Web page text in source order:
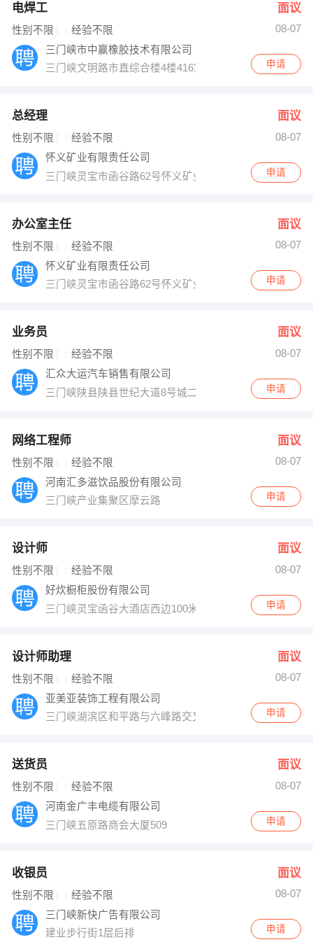
电焊工 面议
性别不限 经验不限
08-07
三门峡市中赢橡胶技术有限公司
三门峡文明路市直综合楼4楼416室
申请
总经理 面议
性别不限 经验不限
08-07
怀义矿业有限责任公司
三门峡灵宝市函谷路62号怀义矿业
申请
办公室主任 面议
性别不限 经验不限
08-07
怀义矿业有限责任公司
三门峡灵宝市函谷路62号怀义矿业
申请
业务员 面议
性别不限 经验不限
08-07
汇众大运汽车销售有限公司
三门峡陕县陕县世纪大道8号城二手车交易市场旁申请
网络工程师 面议
性别不限 经验不限
08-07
河南汇多滋饮品股份有限公司
三门峡产业集聚区摩云路
申请
设计师 面议
性别不限 经验不限
08-07
好炊橱柜股份有限公司
三门峡灵宝函谷大酒店西边100米
申请
设计师助理 面议
性别不限 经验不限
08-07
亚美亚装饰工程有限公司
三门峡湖滨区和平路与六峰路交叉口
申请
送货员 面议
性别不限 经验不限
08-07
河南金广丰电缆有限公司
三门峡五原路商会大厦509
申请
收银员 面议
性别不限 经验不限
08-07
三门峡新快广告有限公司
建业步行街1层后排
申请